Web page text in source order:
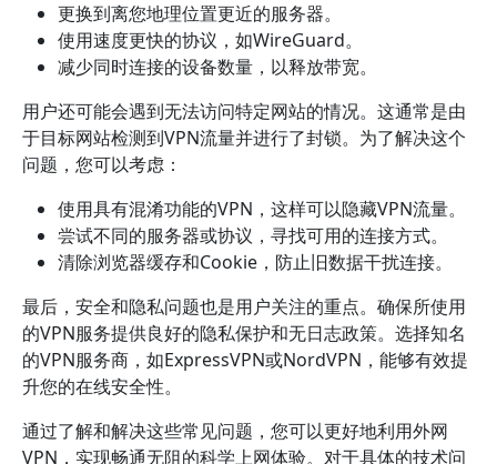
更换到离您地理位置更近的服务器。
使用速度更快的协议，如WireGuard。
减少同时连接的设备数量，以释放带宽。
用户还可能会遇到无法访问特定网站的情况。这通常是由
于目标网站检测到VPN流量并进行了封锁。为了解决这个
问题，您可以考虑：
使用具有混淆功能的VPN，这样可以隐藏VPN流量。
尝试不同的服务器或协议，寻找可用的连接方式。
清除浏览器缓存和Cookie，防止旧数据干扰连接。
最后，安全和隐私问题也是用户关注的重点。确保所使用
的VPN服务提供良好的隐私保护和无日志政策。选择知名
的VPN服务商，如ExpressVPN或NordVPN，能够有效提
升您的在线安全性。
通过了解和解决这些常见问题，您可以更好地利用外网
VPN，实现畅通无阻的科学上网体验。对于具体的技术问